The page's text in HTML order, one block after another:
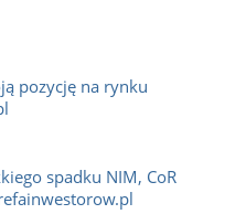
pozycję na rynku
spadku NIM, CoR